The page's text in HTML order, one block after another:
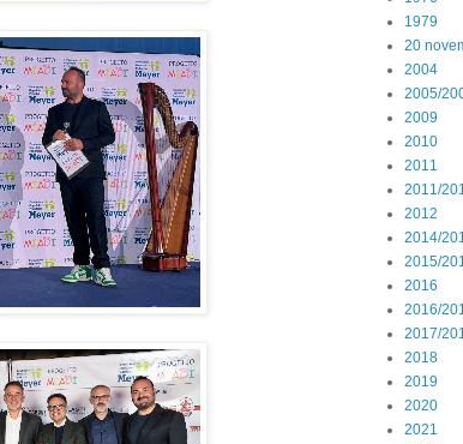
1979
20
2004
2005/
2009
2010
2011
2011/
2012
2014/
2015/
2016
2016/
2017/
2018
2019
2020
2021